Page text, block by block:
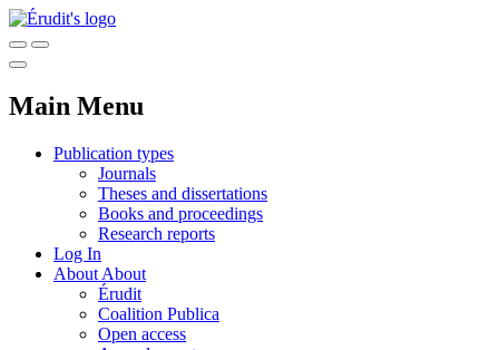
Main Menu
Publication types
Journals
Theses and dissertations
Books and proceedings
Research reports
Log In
About About
Érudit
Coalition Publica
Open access